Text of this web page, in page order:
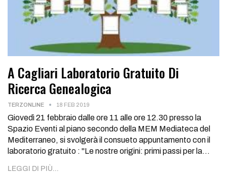
A Cagliari Laboratorio Gratuito Di
Ricerca Genealogica
TERZONLINE 18 FEB 2019
Giovedì 21 febbraio dalle ore 11 alle ore 12.30 presso la
Spazio Eventi al piano secondo della MEM Mediateca del
Mediterraneo, si svolgerà il consueto appuntamento con il
laboratorio gratuito : "Le nostre origini: primi passi per la…
LEGGI DI PIÙ...